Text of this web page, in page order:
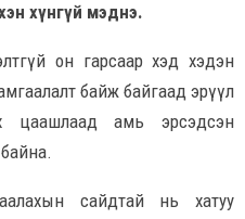
хүнгүй мэднэ.
он гарсаар хэд хэдэн
байж байгаад эрүүл
цаашлаад амь эрсэдсэн
сайдтай нь хатуу